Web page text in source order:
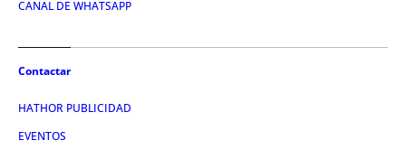
CANAL DE WHATSAPP
Contactar
HATHOR PUBLICIDAD
EVENTOS